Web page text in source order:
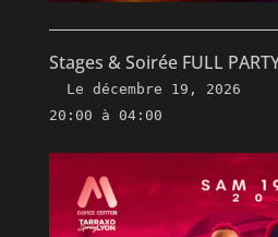
Stages & Soirée FULL
Le décembre 19, 2026
20:00 à 04:00